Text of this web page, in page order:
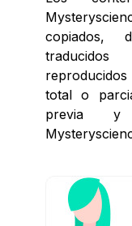
copiados,
total o
previa